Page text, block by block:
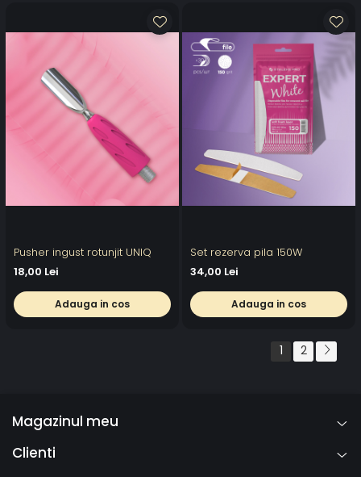
Pusher ingust rotunjit UNIQ
18,00 Lei
Adauga in cos
Set rezerva pila 150W
34,00 Lei
Adauga in cos
1 2
Magazinul meu
Clienti